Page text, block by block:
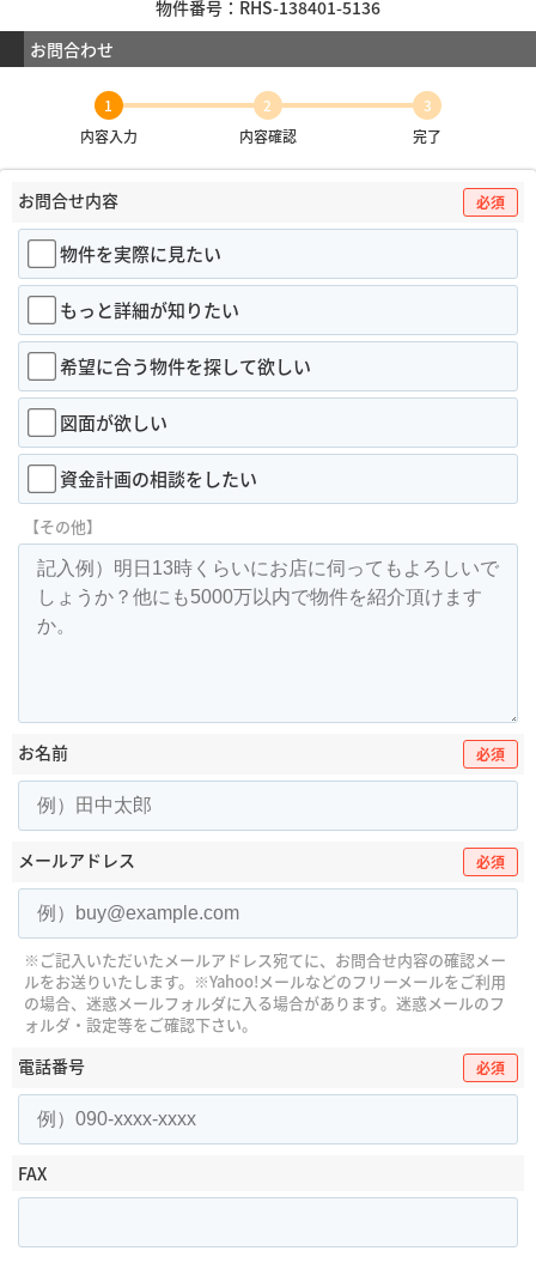
物件番号：RHS-138401-5136
お問合わせ
1
内容入力
2
内容確認
3
完了
お問合せ内容 必須
物件を実際に見たい
もっと詳細が知りたい
希望に合う物件を探して欲しい
図面が欲しい
資金計画の相談をしたい
【その他】
お名前 必須
メールアドレス 必須
※ご記入いただいたメールアドレス宛てに、お問合せ内容の確認メー
ルをお送りいたします。 ※Yahoo!メールなどのフリーメールをご利用
の場合、迷惑メールフォルダに入る場合があります。 迷惑メールのフ
ォルダ・設定等をご確認下さい。
電話番号 必須
FAX